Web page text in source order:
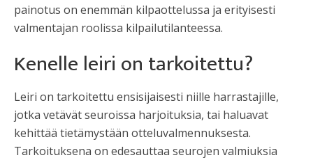
painotus on enemmän kilpaottelussa ja erityisesti
valmentajan roolissa kilpailutilanteessa.
Kenelle leiri on tarkoitettu?
Leiri on tarkoitettu ensisijaisesti niille harrastajille,
jotka vetävät seuroissa harjoituksia, tai haluavat
kehittää tietämystään otteluvalmennuksesta.
Tarkoituksena on edesauttaa seurojen valmiuksia